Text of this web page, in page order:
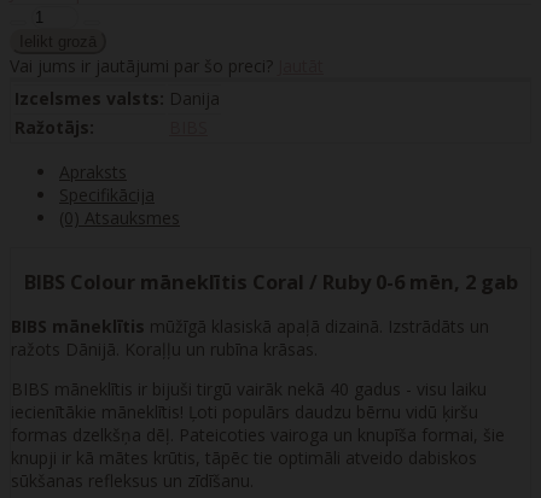
Vai jums ir jautājumi par šo preci?
Izcelsmes valsts: Danija
Ražotājs:
Apraksts
Specifikācija
(0) Atsauksmes
BIBS Colour māneklītis Coral / Ruby 0-6 mēn, 2 gab
BIBS māneklītis mūžīgā klasiskā apaļā dizainā. Izstrādāts un
ražots Dānijā. Koraļļu un rubīna krāsas.
BIBS māneklītis ir bijuši tirgū vairāk nekā 40 gadus - visu laiku
iecienītākie māneklītis! Ļoti populārs daudzu bērnu vidū ķiršu
formas dzelkšņa dēļ. Pateicoties vairoga un knupīša formai, šie
knupji ir kā mātes krūtis, tāpēc tie optimāli atveido dabiskos
sūkšanas refleksus un zīdīšanu.